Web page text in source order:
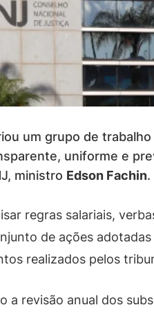
um grupo de
uniforme e
ministro Edson Fachin.
regras salariais,
de ações
realizados pelos
a revisão anual dos